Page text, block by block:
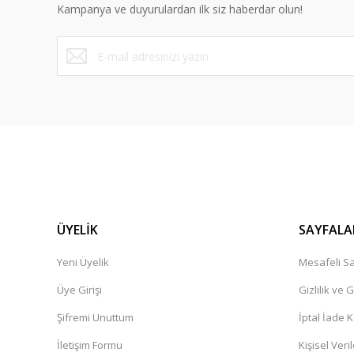
Ürün fiyatı diğer sitelerden daha pahalı.
Bu ürüne benzer farklı alternatifler olmalı.
Kampanya ve duyurulardan ilk siz haberdar olun!
ÜYELİK
Yeni Üyelik
Üye Girişi
Şifremi Unuttum
İletişim Formu
Mesafeli
Gizlilik ve
İptal İade
Kişisel